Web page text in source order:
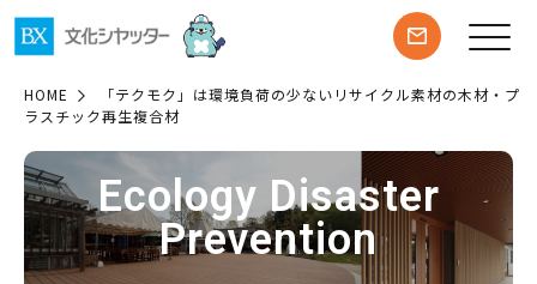
HOME
「テクモク」は環境負荷の少ないリサイクル素材の木材・プ
ラスチック再生複合材
Ecology Disaster
Prevention